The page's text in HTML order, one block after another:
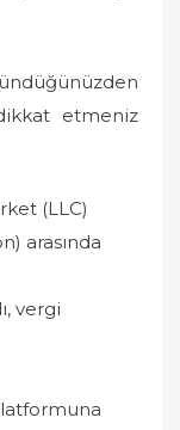
etmeniz
(LLC)
arasında
vergi